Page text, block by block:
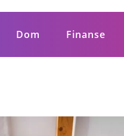
Dom Finanse